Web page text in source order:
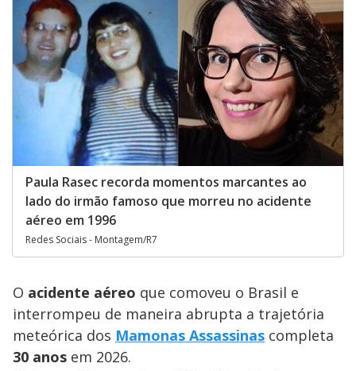
Paula Rasec recorda momentos marcantes ao
lado do irmão famoso que morreu no acidente
aéreo em 1996
Redes Sociais - Montagem/R7
O acidente aéreo que comoveu o Brasil e
interrompeu de maneira abrupta a trajetória
meteórica dos Mamonas Assassinas completa
30 anos em 2026.